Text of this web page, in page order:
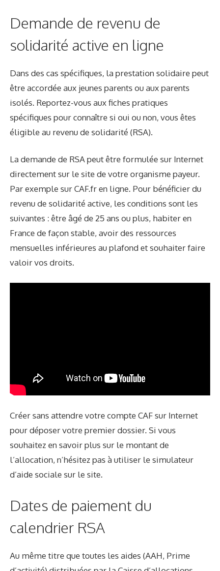
Demande de revenu de
solidarité active en ligne
Dans des cas spécifiques, la prestation solidaire peut
être accordée aux jeunes parents ou aux parents
isolés. Reportez-vous aux fiches pratiques
spécifiques pour connaître si oui ou non, vous êtes
éligible au revenu de solidarité (RSA).
La demande de RSA peut être formulée sur Internet
directement sur le site de votre organisme payeur.
Par exemple surCAF.fr en ligne. Pour bénéficier du
revenu de solidarité active, les conditions sont les
suivantes : être âgé de 25 ans ou plus, habiter en
France de façon stable, avoir des ressources
mensuelles inférieures au plafond et souhaiter faire
valoir vos droits.
Créer sans attendre votre compte CAF sur Internet
pour déposer votre premier dossier. Si vous
souhaitez en savoir plus sur le montant de
l’allocation, n’hésitez pas à utiliser le simulateur
d’aide sociale sur le site.
Dates de paiement du
calendrier RSA
Au même titre que toutes les aides (AAH, Prime